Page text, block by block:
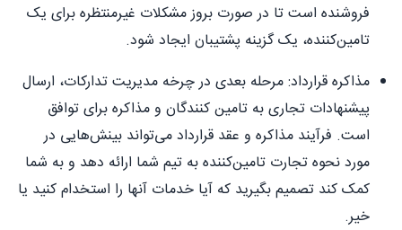
فروشنده است تا در صورت بروز مشکلات غیرمنتظره برای یک
تامین‌کننده، یک گزینه پشتیبان ایجاد شود.
مذاکره قرارداد: مرحله بعدی در چرخه مدیریت تدارکات، ارسال
پیشنهادات تجاری به تامین کنندگان و مذاکره برای توافق
است. فرآیند مذاکره و عقد قرارداد می‌تواند بینش‌هایی در
مورد نحوه تجارت تامین‌کننده به تیم شما ارائه دهد و به شما
کمک کند تصمیم بگیرید که آیا خدمات آنها را استخدام کنید یا
خیر.